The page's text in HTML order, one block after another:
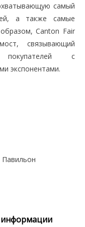
самый
а также самые
Canton Fair
связывающий
покупателей с
экспонентами.
информации